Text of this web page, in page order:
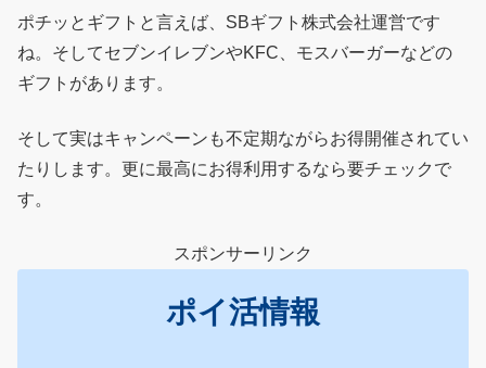
ポチッとギフトと言えば、SBギフト株式会社運営です
ね。そしてセブンイレブンやKFC、モスバーガーなどの
ギフトがあります。
そして実はキャンペーンも不定期ながらお得開催されてい
たりします。更に最高にお得利用するなら要チェックで
す。
スポンサーリンク
ポイ活情報